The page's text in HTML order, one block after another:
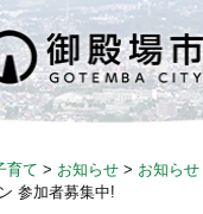
育て > お知らせ > お知らせ
参加者募集中!